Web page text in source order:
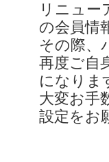
リニュー
の会員情
その際、
再度ご自
になりま
大変お手
設定をお